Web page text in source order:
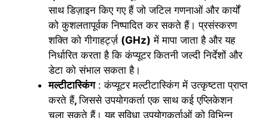
साथ डिज़ाइन किए गए हैं जो जटिल गणनाओं और कार्यों
को कुशलतापूर्वक निष्पादित कर सकते हैं। प्रसंस्करण
शक्ति को गीगाहर्ट्ज़ (GHz) में मापा जाता है और यह
निर्धारित करता है कि कंप्यूटर कितनी जल्दी निर्देशों और
डेटा को संभाल सकता है।
मल्टीटास्किंग: कंप्यूटर मल्टीटास्किंग में उत्कृष्टता प्राप्त
करते हैं,जिससे उपयोगकर्ता एक साथ कई एप्लिकेशन
चला सकते हैं। यह सुविधा उपयोगकर्ताओं को विभिन्न